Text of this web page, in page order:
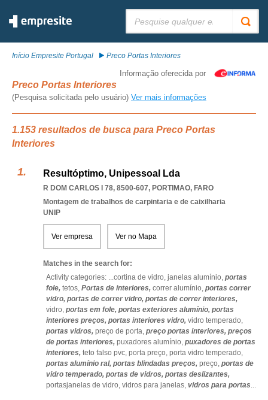
Início Empresite Portugal Preco Portas Interiores
Informação oferecida por
Preco Portas Interiores
(Pesquisa solicitada pelo usuário) Ver mais informações
1.153 resultados de busca para Preco Portas
Interiores
Resultóptimo, Unipessoal Lda
R DOM CARLOS I 78, 8500-607, PORTIMAO, FARO
Montagem de trabalhos de carpintaria e de caixilharia
UNIP
Ver empresa Ver no Mapa
Matches in the search for:
Activity categories: ...cortina de vidro, janelas alumínio, portas
fole, tetos, Portas de interiores, correr alumínio, portas correr
vidro, portas de correr vidro, portas de correr interiores,
vidro, portas em fole, portas exteriores alumínio, portas
interiores preços, portas interiores vidro, vidro temperado,
portas vidros, preço de porta, preço portas interiores, preços
de portas interiores, puxadores alumínio, puxadores de portas
interiores, teto falso pvc, porta preço, porta vidro temperado,
portas alumínio ral, portas blindadas preços, preço, portas de
vidro temperado, portas de vidros, portas deslizantes,
portasjanelas de vidro, vidros para janelas, vidros para portas...